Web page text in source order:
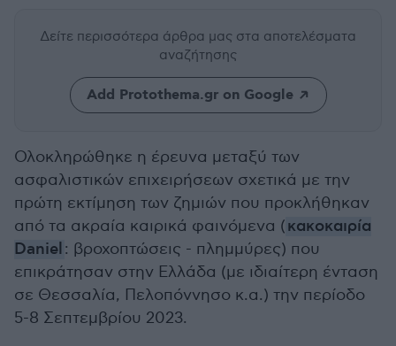
Δείτε περισσότερα άρθρα μας στα αποτελέσματα
αναζήτησης
Add Protothema.gr on Google
Ολοκληρώθηκε η έρευνα μεταξύ των
ασφαλιστικών επιχειρήσεων σχετικά με την
πρώτη εκτίμηση των ζημιών που προκλήθηκαν
από τα ακραία καιρικά φαινόμενα (κακοκαιρία
Daniel: βροχοπτώσεις - πλημμύρες) που
επικράτησαν στην Ελλάδα (με ιδιαίτερη ένταση
σε Θεσσαλία, Πελοπόννησο κ.α.) την περίοδο
5-8 Σεπτεμβρίου 2023.